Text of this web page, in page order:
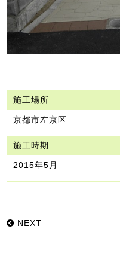
施工場所
京都市左京区
施工時期
2015年5月
NEXT